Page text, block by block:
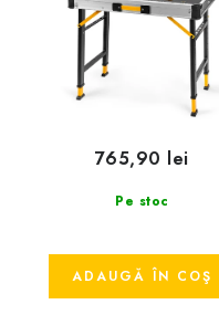
Pe stoc
765,90 lei
ADAUGĂ ÎN COŞ